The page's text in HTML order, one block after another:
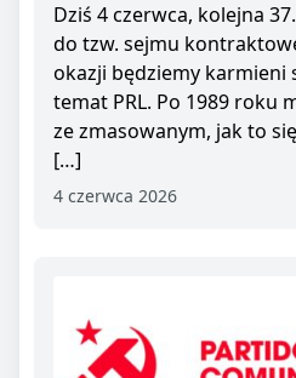
Dziś 4 czerwca, kolejna
do tzw. sejmu
okazji będziemy karmieni
temat PRL. Po 1989 roku
ze zmasowanym, jak to
[…]
4 czerwca 2026